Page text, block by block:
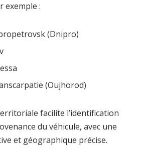
exemple :
(Dnipro)
(Oujhorod)
facilite l’identification
du véhicule, avec une
et géographique précise.